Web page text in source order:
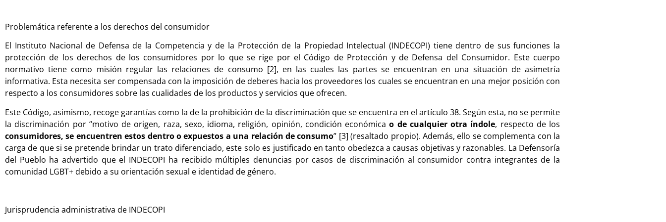
Problemática referente a los derechos del consumidor
El Instituto Nacional de Defensa de la Competencia y de la Protección de la Propiedad Intelectual (INDECOPI) tiene dentro de sus funciones la
protección de los derechos de los consumidores por lo que se rige por el Código de Protección y de Defensa del Consumidor. Este cuerpo
normativo tiene como misión regular las relaciones de consumo [2], en las cuales las partes se encuentran en una situación de asimetría
informativa. Esta necesita ser compensada con la imposición de deberes hacia los proveedores los cuales se encuentran en una mejor posición con
respecto a los consumidores sobre las cualidades de los productos y servicios que ofrecen.
Este Código, asimismo, recoge garantías como la de la prohibición de la discriminación que se encuentra en el artículo 38. Según esta, no se permite
la discriminación por “motivo de origen, raza, sexo, idioma, religión, opinión, condición económicao de cualquier otra índole, respecto de los
consumidores, se encuentren estos dentro o expuestos a una relación de consumo” [3] (resaltado propio). Además, ello se complementa con la
carga de que si se pretende brindar un trato diferenciado, este solo es justificado en tanto obedezca a causas objetivas y razonables. La Defensoría
del Pueblo ha advertido que el INDECOPI ha recibido múltiples denuncias por casos de discriminación al consumidor contra integrantes de la
comunidad LGBT+ debido a su orientación sexual e identidad de género.
Jurisprudencia administrativa de INDECOPI